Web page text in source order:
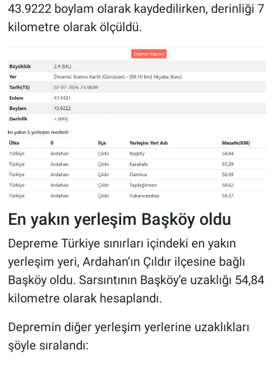
43.9222 boylam olarak kaydedilirken, derinliği 7
kilometre olarak ölçüldü.
En yakın yerleşim Başköy oldu
Depreme Türkiye sınırları içindeki en yakın
yerleşim yeri, Ardahan’ın Çıldır ilçesine bağlı
Başköy oldu. Sarsıntının Başköy’e uzaklığı 54,84
kilometre olarak hesaplandı.
Depremin diğer yerleşim yerlerine uzaklıkları
şöyle sıralandı: